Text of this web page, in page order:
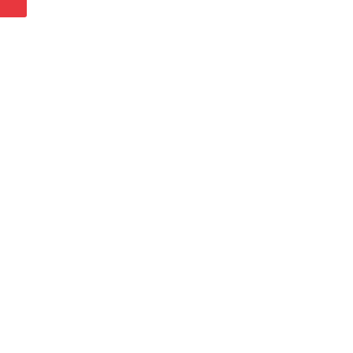
et aux conditions météorologiques difficiles. Il constitue une